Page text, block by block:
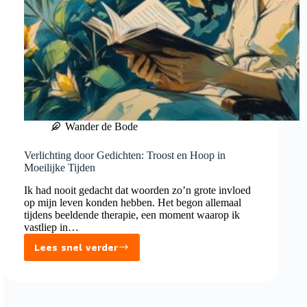
Wander de Bode
Verlichting door Gedichten: Troost en Hoop in
Moeilijke Tijden
Ik had nooit gedacht dat woorden zo’n grote invloed
op mijn leven konden hebben. Het begon allemaal
tijdens beeldende therapie, een moment waarop ik
vastliep in…
Lees snel verder
Verlichting